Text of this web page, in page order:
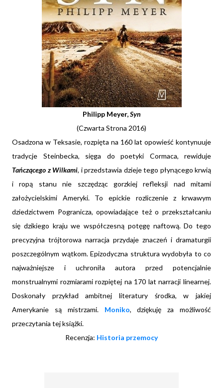
Philipp Meyer,Syn
(Czwarta Strona 2016)
Osadzona w Teksasie, rozpięta na 160 lat opowieść kontynuuje
tradycje Steinbecka, sięga do poetyki Cormaca, rewiduje
Tańczącego z Wilkami, i przedstawia dzieje tego płynącego krwią
i ropą stanu nie szczędząc gorzkiej refleksji nad mitami
założycielskimi Ameryki. To epickie rozliczenie z krwawym
dziedzictwem Pogranicza, opowiadające też o przekształcaniu
się dzikiego kraju we współczesną potęgę naftową. Do tego
precyzyjna trójtorowa narracja przydaje znaczeń i dramaturgii
poszczególnym wątkom. Epizodyczna struktura wydobyła to co
najważniejsze i uchroniła autora przed potencjalnie
monstrualnymi rozmiarami rozpiętej na 170 lat narracji linearnej.
Doskonały przykład ambitnej literatury środka, w jakiej
Amerykanie są mistrzami. Moniko, dziękuję za możliwość
przeczytania tej książki.
Recenzja: Historia przemocy